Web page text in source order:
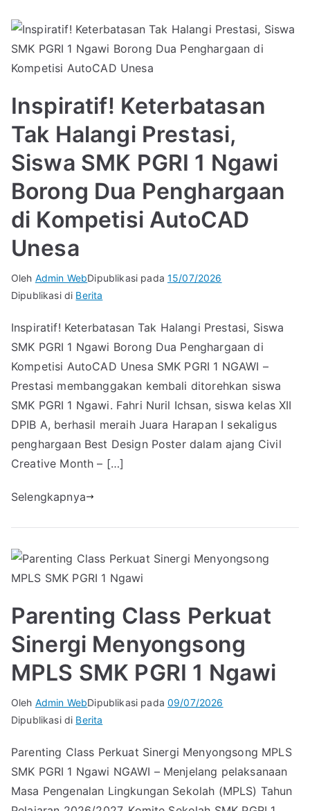
Inspiratif! Keterbatasan
Tak Halangi Prestasi,
Siswa SMK PGRI 1 Ngawi
Borong Dua Penghargaan
di Kompetisi AutoCAD
Unesa
Oleh Admin WebDipublikasi pada 15/07/2026
Dipublikasi di Berita
Inspiratif! Keterbatasan Tak Halangi Prestasi, Siswa
SMK PGRI 1 Ngawi Borong Dua Penghargaan di
Kompetisi AutoCAD Unesa SMK PGRI 1 NGAWI –
Prestasi membanggakan kembali ditorehkan siswa
SMK PGRI 1 Ngawi. Fahri Nuril Ichsan, siswa kelas XII
DPIB A, berhasil meraih Juara Harapan I sekaligus
penghargaan Best Design Poster dalam ajang Civil
Creative Month – […]
Selengkapnya
Parenting Class Perkuat
Sinergi Menyongsong
MPLS SMK PGRI 1 Ngawi
Oleh Admin WebDipublikasi pada 09/07/2026
Dipublikasi di Berita
Parenting Class Perkuat Sinergi Menyongsong MPLS
SMK PGRI 1 Ngawi NGAWI – Menjelang pelaksanaan
Masa Pengenalan Lingkungan Sekolah (MPLS) Tahun